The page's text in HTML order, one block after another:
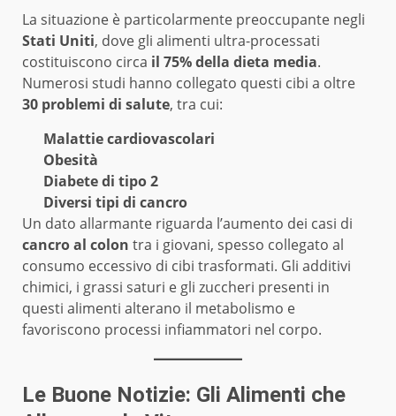
La situazione è particolarmente preoccupante negli
Stati Uniti, dove gli alimenti ultra-processati
costituiscono circa il 75% della dieta media.
Numerosi studi hanno collegato questi cibi a oltre
30 problemi di salute, tra cui:
Malattie cardiovascolari
Obesità
Diabete di tipo 2
Diversi tipi di cancro
Un dato allarmante riguarda l’aumento dei casi di
cancro al colon tra i giovani, spesso collegato al
consumo eccessivo di cibi trasformati. Gli additivi
chimici, i grassi saturi e gli zuccheri presenti in
questi alimenti alterano il metabolismo e
favoriscono processi infiammatori nel corpo.
Le Buone Notizie: Gli Alimenti che